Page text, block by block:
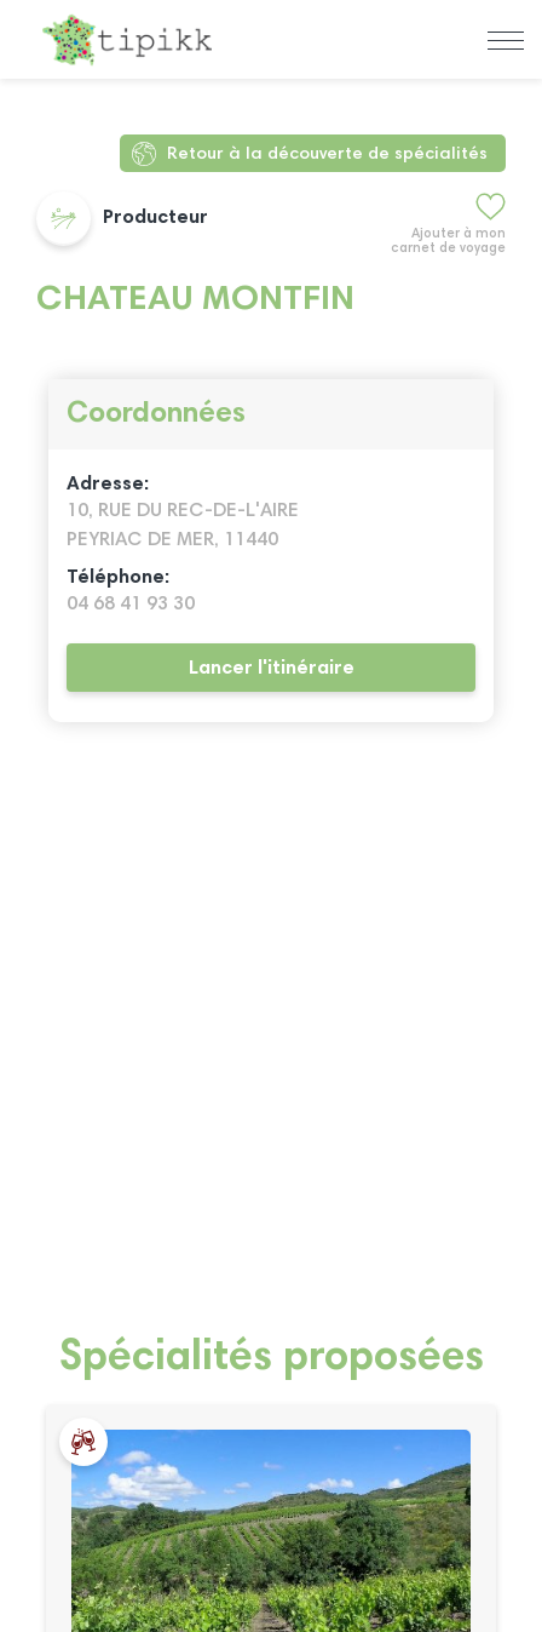
Retour à la découverte de spécialités
Ajouter à mon
carnet de voyage
Producteur
CHATEAU MONTFIN
Coordonnées
Adresse:
10, RUE DU REC-DE-L'AIRE
PEYRIAC DE MER, 11440
Téléphone:
04 68 41 93 30
Lancer l'itinéraire
Spécialités proposées